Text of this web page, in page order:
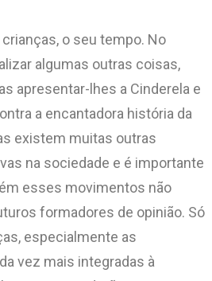
o seu tempo. No
algumas outras coisas,
apresentar-lhes a Cinderela e
a encantadora história da
existem muitas outras
na sociedade e é importante
esses movimentos não
formadores de opinião. Só
especialmente as
vez mais integradas à